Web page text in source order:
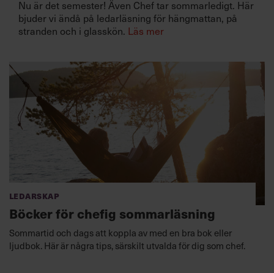
Prenumerera
Nu är det semester! Även Chef tar sommarledigt. Här
bjuder vi ändå på ledarläsning för hängmattan, på
stranden och i glasskön. Läs mer
Ledarskap
Böcker för chefig sommarläsning
Sommartid och dags att koppla av med en bra bok eller
ljudbok. Här är några tips, särskilt utvalda för dig som chef.